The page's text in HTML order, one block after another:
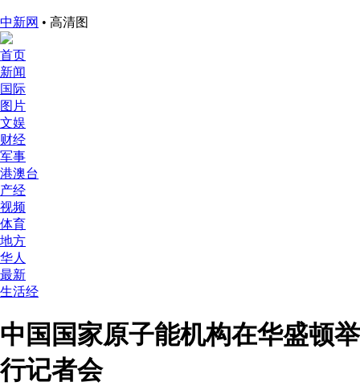
中新网 • 高清图
首页
新闻
国际
图片
文娱
财经
军事
港澳台
产经
视频
体育
地方
华人
最新
生活经
中国国家原子能机构在华盛顿举
行记者会